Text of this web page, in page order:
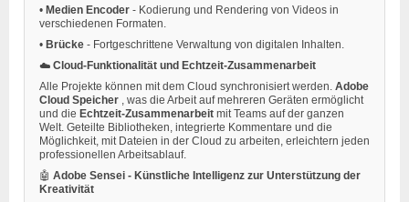
• Medien Encoder - Kodierung und Rendering von Videos in
verschiedenen Formaten.
• Brücke - Fortgeschrittene Verwaltung von digitalen Inhalten.
☁️ Cloud-Funktionalität und Echtzeit-Zusammenarbeit
Alle Projekte können mit dem Cloud synchronisiert werden. Adobe
Cloud Speicher
, was die Arbeit auf mehreren Geräten ermöglicht
und die Echtzeit-Zusammenarbeit mit Teams auf der ganzen
Welt. Geteilte Bibliotheken, integrierte Kommentare und die
Möglichkeit, mit Dateien in der Cloud zu arbeiten, erleichtern jeden
professionellen Arbeitsablauf.
🤖 Adobe Sensei - Künstliche Intelligenz zur Unterstützung der
Kreativität